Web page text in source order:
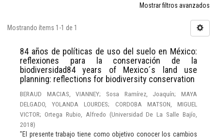
Mostrar filtros avanzados
Mostrando ítems 1-1 de 1
84 años de políticas de uso del suelo en México:
reflexiones para la conservación de la
biodiversidad84 years of Mexico´s land use
planning: reflections for biodiversity conservation
BERAUD MACIAS, VIANNEY; Sosa Ramírez, Joaquín;MAYA
DELGADO, YOLANDA LOURDES; CORDOBA MATSON, MIGUEL
VICTOR; Ortega Rubio, Alfredo (Universidad De La Salle Bajío
2018)
"El presente trabajo tiene como objetivo conocer los cambios